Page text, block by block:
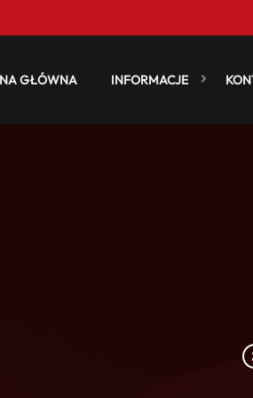
GŁÓWNA INFORMACJE